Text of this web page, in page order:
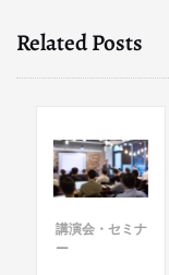
Related Posts
講演会・セミナ
ー